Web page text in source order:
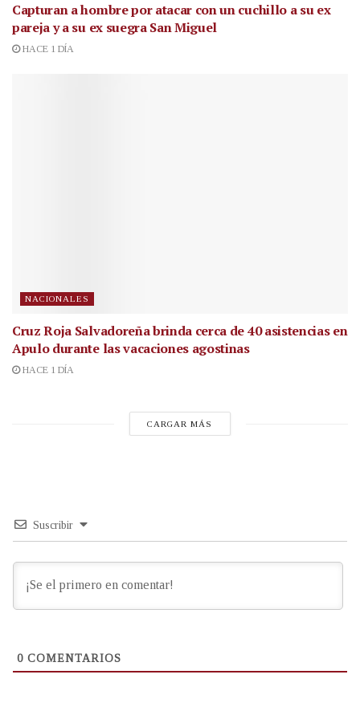
Capturan a hombre por atacar con un cuchillo a su ex
pareja y a su ex suegra San Miguel
HACE 1 DÍA
NACIONALES
Cruz Roja Salvadoreña brinda cerca de 40 asistencias en
Apulo durante las vacaciones agostinas
HACE 1 DÍA
CARGAR MÁS
Suscribir
0 COMENTARIOS